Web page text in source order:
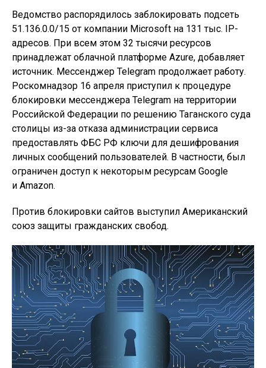
Ведомство распорядилось заблокировать подсеть
51.136.0.0/15 от компании Microsoft на 131 тыс. IP-
адресов. При всем этом 32 тысячи ресурсов
принадлежат облачной платформе Azure, добавляет
источник. Мессенджер Telegram продолжает работу.
Роскомнадзор 16 апреля приступил к процедуре
блокировки мессенджера Telegram на территории
Российской Федерации по решению Таганского суда
столицы из-за отказа администрации сервиса
предоставлять ФБС РФ ключи для дешифрования
личных сообщений пользователей. В частности, был
ограничен доступ к некоторым ресурсам Google
и Amazon.
Против блокировки сайтов выступил Американский
союз защиты гражданских свобод.